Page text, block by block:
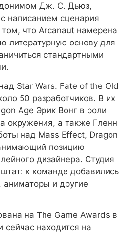
Дж. С. Дьюз,
написанием сценария
том, что Arcanaut намерена
литературную основу для
стандартными
Star Wars: Fate of the Old
50 разработчиков. В их
Age Эрик Вонг в роли
окружения, а также Гленн
над Mass Effect, Dragon
позицию
дизайнера. Студия
к команде добавились
аниматоры и другие
на The Game Awards в
сейчас находится на